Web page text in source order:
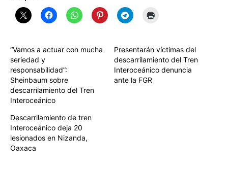
“Vamos a actuar con mucha
seriedad y
responsabilidad”:
Sheinbaum sobre
descarrilamiento del Tren
Interoceánico
Presentarán víctimas del
descarrilamiento del Tren
Interoceánico denuncia
ante la FGR
Descarrilamiento de tren
Interoceánico deja 20
lesionados en Nizanda,
Oaxaca